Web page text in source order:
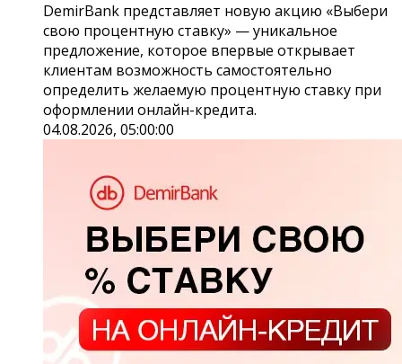
DemirBank представляет новую акцию «Выбери
свою процентную ставку» — уникальное
предложение, которое впервые открывает
клиентам возможность самостоятельно
определить желаемую процентную ставку при
оформлении онлайн-кредита.
04.08.2026, 05:00:00